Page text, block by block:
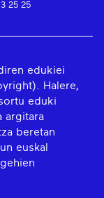
25 25
edukiei
Halere,
eduki
argitara
beretan
euskal